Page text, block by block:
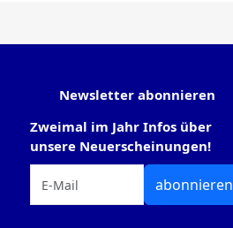
Newsletter abonnieren
Zweimal im Jahr Infos über
unsere Neuerscheinungen!
abonnieren